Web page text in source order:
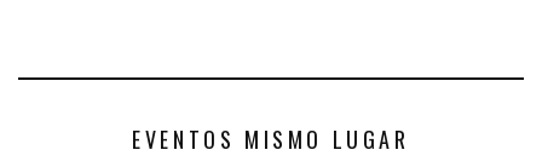
EVENTOS MISMO LUGAR